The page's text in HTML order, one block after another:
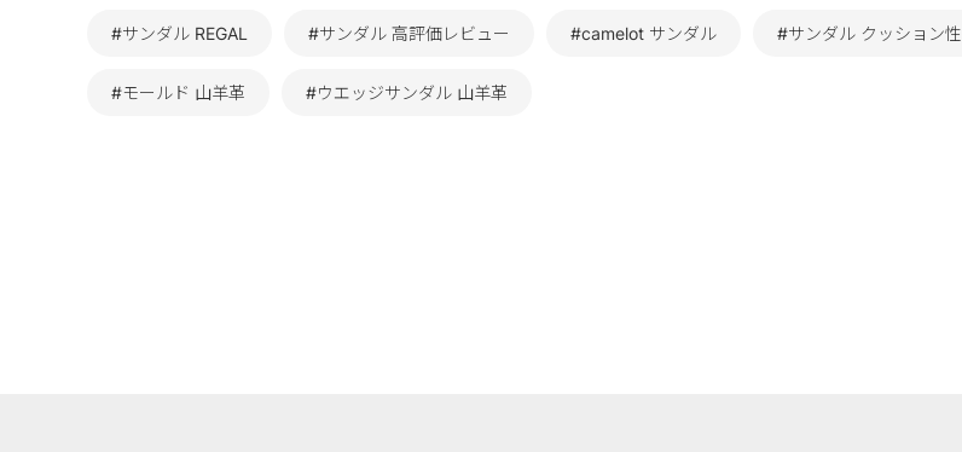
#サンダル REGAL #サンダル 高評価レビュー #camelot サンダル #サンダル クッション性
#モールド 山羊革 #ウエッジサンダル 山羊革